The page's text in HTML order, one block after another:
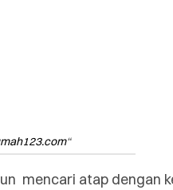
“
mencari atap dengan